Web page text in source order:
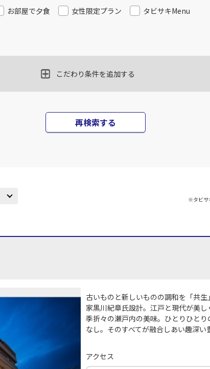
お部屋で夕食 女性限定プラン
タビサキMenu
こだわり条件を追加する
再検索する
※タビサ
古いものと新しいものの調和を「共
家黒川紀章氏設計。江戸と現代が美
季折々の瀬戸内の美味。ひとりひと
なし。そのすべてが融合しあい趣深
アクセス